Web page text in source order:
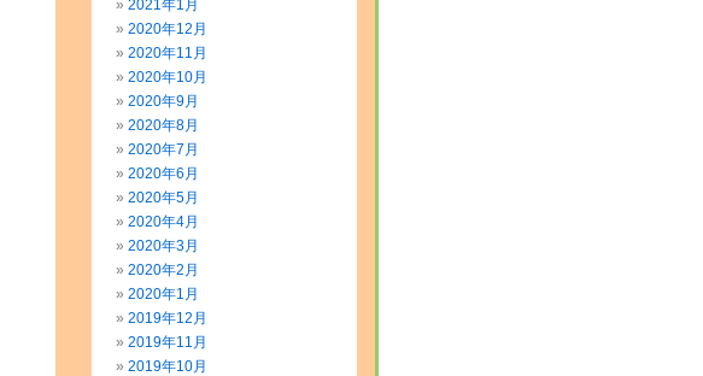
2021年1月
2020年12月
2020年11月
2020年10月
2020年9月
2020年8月
2020年7月
2020年6月
2020年5月
2020年4月
2020年3月
2020年2月
2020年1月
2019年12月
2019年11月
2019年10月